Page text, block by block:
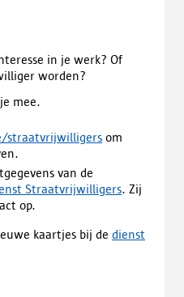
in je werk? Of
worden?
mee.
straatvrijwilligers om
van de
Straatvrijwilligers. Zij
op.
kaartjes bij de dienst